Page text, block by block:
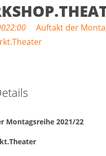
22:00
Auftakt der
Montagsreihe 2021/22